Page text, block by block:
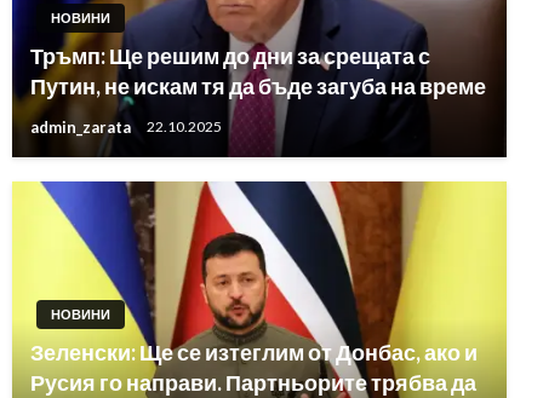
НОВИНИ
Тръмп: Ще решим до дни за срещата с
Путин, не искам тя да бъде загуба на време
admin_zarata 22.10.2025
НОВИНИ
Зеленски: Ще се изтеглим от Донбас, ако и
Русия го направи. Партньорите трябва да